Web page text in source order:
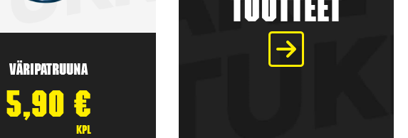
Väripatruuna
5,90 €
kpl
tuotteet